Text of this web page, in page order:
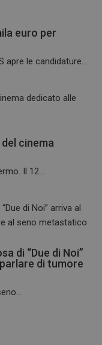
euro per
apre le candidature...
cinema
Il 12...
di “Due di Noi”
di tumore